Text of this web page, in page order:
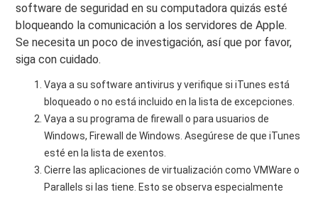
software de seguridad en su computadora quizás esté
bloqueando la comunicación a los servidores de Apple.
Se necesita un poco de investigación, así que por favor,
siga con cuidado.
Vaya a su software antivirus y verifique si iTunes está
bloqueado o no está incluido en la lista de excepciones.
Vaya a su programa de firewall o para usuarios de
Windows, Firewall de Windows. Asegúrese de que iTunes
esté en la lista de exentos.
Cierre las aplicaciones de virtualización como VMWare o
Parallels si las tiene. Esto se observa especialmente